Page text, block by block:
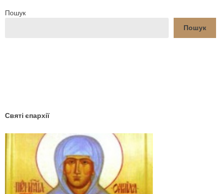
Пошук
Пошук
Святі єпархії